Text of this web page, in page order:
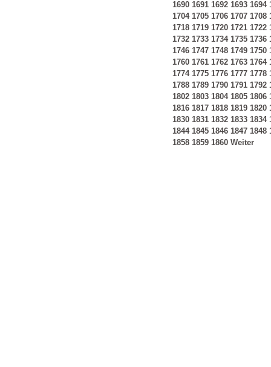
1690 1691 1692 1693 1694
1704 1705 1706 1707 1708
1718 1719 1720 1721 1722
1732 1733 1734 1735 1736
1746 1747 1748 1749 1750
1760 1761 1762 1763 1764
1774 1775 1776 1777 1778
1788 1789 1790 1791 1792
1802 1803 1804 1805 1806
1816 1817 1818 1819 1820
1830 1831 1832 1833 1834
1844 1845 1846 1847 1848
1858 1859 1860 Weiter